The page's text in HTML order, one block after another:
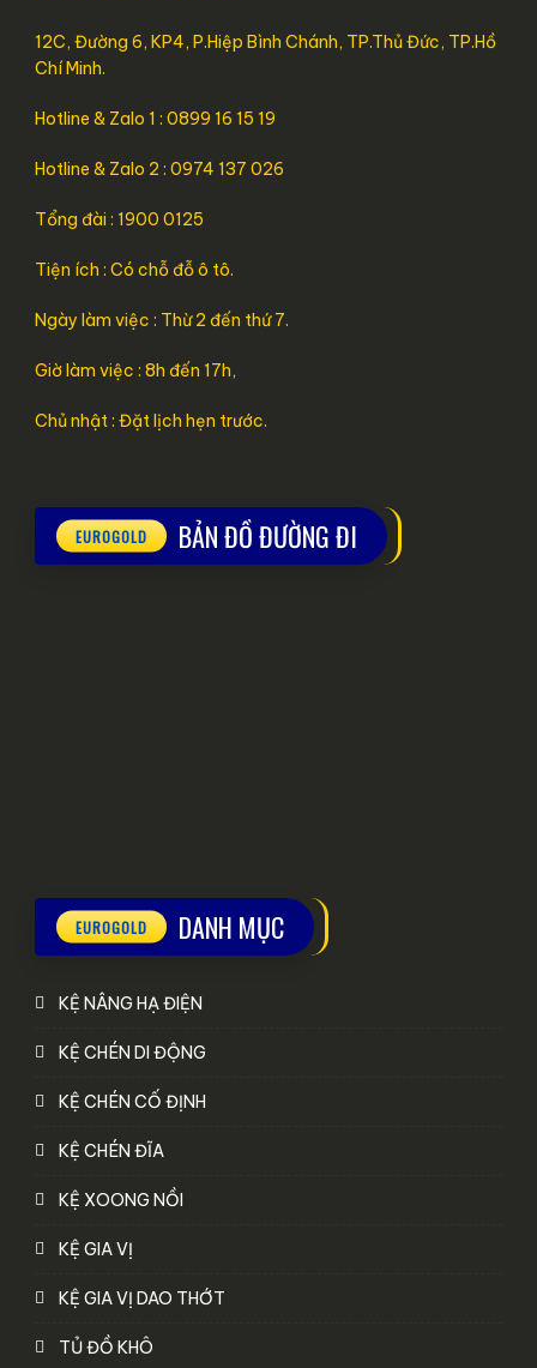
12C, Đường 6, KP4, P.Hiệp Bình Chánh, TP.Thủ Đức, TP.Hồ
Chí Minh.
Hotline & Zalo 1 : 0899 16 15 19
Hotline & Zalo 2 : 0974 137 026
Tổng đài : 1900 0125
Tiện ích : Có chỗ đỗ ô tô.
Ngày làm việc : Thừ 2 đến thứ 7.
Giờ làm việc : 8h đến 17h,
Chủ nhật : Đặt lịch hẹn trước.
BẢN ĐỒ ĐƯỜNG ĐI
DANH MỤC
KỆ NÂNG HẠ ĐIỆN
KỆ CHÉN DI ĐỘNG
KỆ CHÉN CỐ ĐỊNH
KỆ CHÉN ĐĨA
KỆ XOONG NỒI
KỆ GIA VỊ
KỆ GIA VỊ DAO THỚT
TỦ ĐỒ KHÔ